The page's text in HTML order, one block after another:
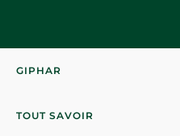
GIPHAR
TOUT SAVOIR